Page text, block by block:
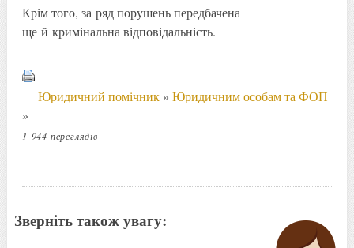
Крім того, за ряд порушень передбачена
ще й кримінальна відповідальність.
Юридичний помічник» Юридичним особам та ФОП
»
1 944 переглядів
Зверніть також увагу: